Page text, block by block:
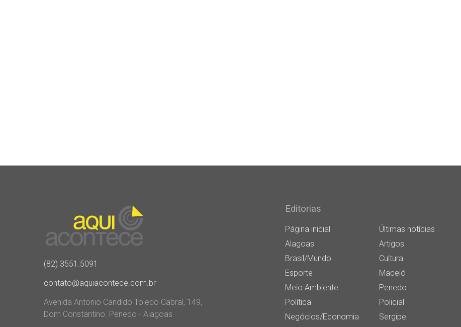
(82) 3551.5091
contato@aquiacontece.com.br
Avenida Antonio Candido Toledo Cabral, 149,
Dom Constantino. Penedo - Alagoas
Editorias
Página inicial
Últimas notícias
Alagoas
Artigos
Brasil/Mundo
Cultura
Esporte
Maceió
Meio Ambiente
Penedo
Política
Policial
Negócios/Economia
Sergipe